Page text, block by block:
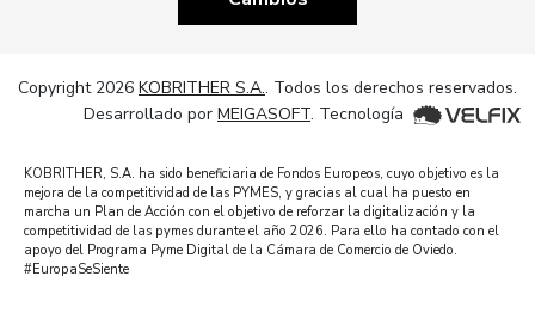
Copyright 2026 KOBRITHER S.A.. Todos los derechos reservados.
Desarrollado por MEIGASOFT. Tecnología
KOBRITHER, S.A. ha sido beneficiaria de Fondos Europeos, cuyo objetivo es la
mejora de la competitividad de las PYMES, y gracias al cual ha puesto en
marcha un Plan de Acción con el objetivo de reforzar la digitalización y la
competitividad de las pymes durante el año 2026. Para ello ha contado con el
apoyo del Programa Pyme Digital de la Cámara de Comercio de Oviedo.
#EuropaSeSiente